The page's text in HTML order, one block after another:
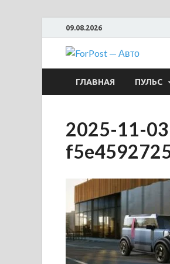
09.08.2026
ГЛАВНАЯ ПУЛЬС
2025-11-